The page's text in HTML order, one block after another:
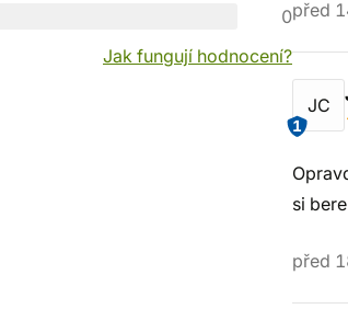
0
Jak fungují hodnocení?
před
JC
1
si
před